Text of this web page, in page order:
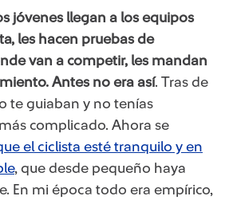
jóvenes llegan a los equipos
les hacen pruebas de
van a competir, les mandan
Antes no era así. Tras de
te guiaban y no tenías
complicado. Ahora se
el ciclista esté tranquilo y en
, que desde pequeño haya
En mi época todo era empírico,